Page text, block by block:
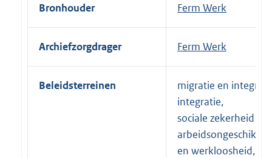
Bronhouder Ferm Werk
Archiefzorgdrager Ferm Werk
Beleidsterreinen
migratie en
integratie,
sociale zekerheid |
en werkloosheid,